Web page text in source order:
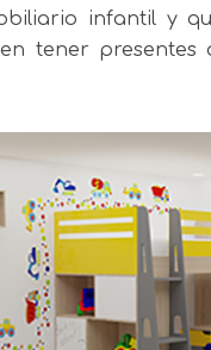
infantil y
tener